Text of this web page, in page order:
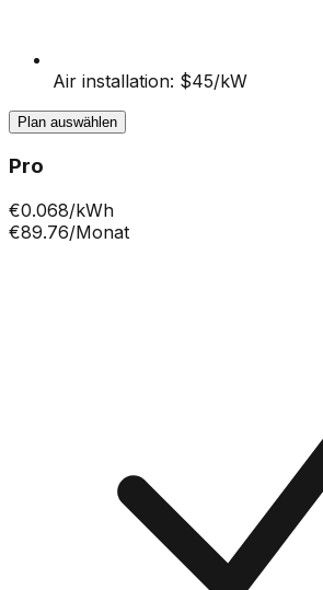
Air installation: $45/kW
Plan auswählen
Pro
€0.068/kWh
€89.76/Monat